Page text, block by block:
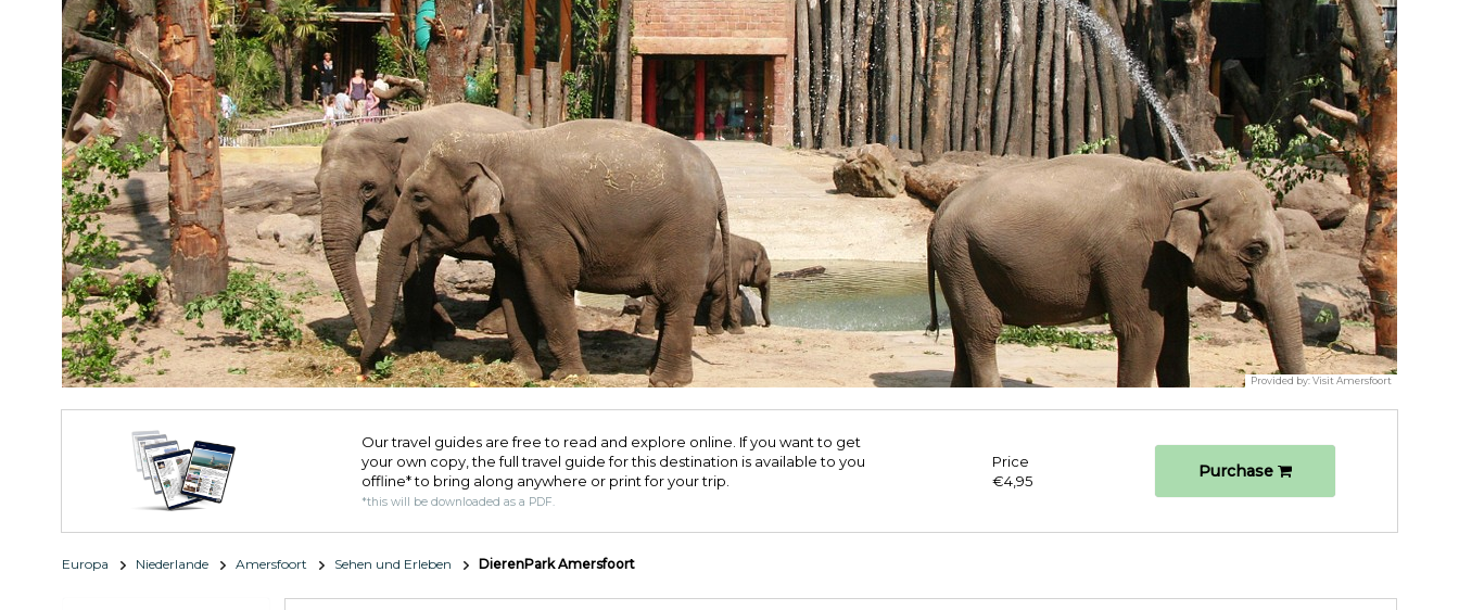
Provided by:Visit Amersfoort
Our travel guides are free to read and explore online. If you want to get
your own copy, the full travel guide for this destination is available to you
offline* to bring along anywhere or print for your trip.​
*this will be downloaded as a PDF.
Price
€4,95
Purchase
Europa Niederlande Amersfoort Sehen und Erleben DierenPark Amersfoort